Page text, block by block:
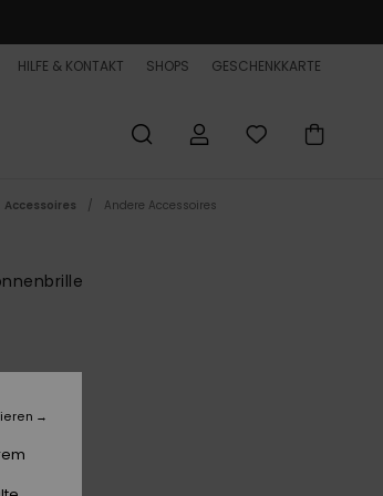
HILFE & KONTAKT SHOPS GESCHENKKARTE
Accessoires Andere Accessoires